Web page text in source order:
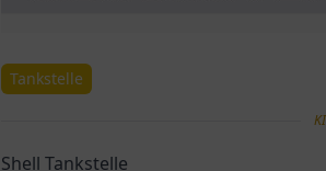
Tankstelle
Shell Tankstelle